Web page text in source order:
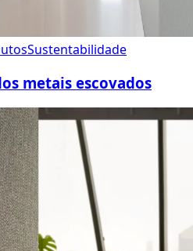
Sustentabilidade
metais escovados